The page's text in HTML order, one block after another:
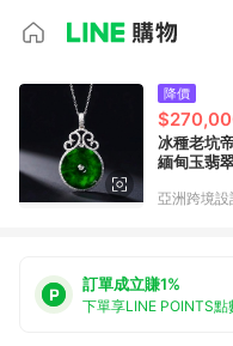
降價
冰種老坑
緬甸玉翡
亞洲跨境
訂單成立賺1%
下單享LINE POINTS點